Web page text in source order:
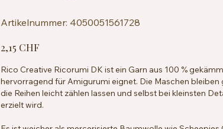
Artikelnummer: 4050051561728
4050051561728
2,15 CHF
Rico Creative Ricorumi DK ist ein Garn aus 100 %
hervorragend für Amigurumi eignet. Die Maschen bleiben
die Reihen leicht zählen lassen und selbst bei kleinsten
erzielt wird.